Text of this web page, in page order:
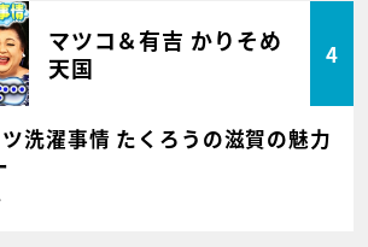
マツコ＆有吉 かりそめ
天国
4
洗濯事情 たくろうの滋賀の魅力